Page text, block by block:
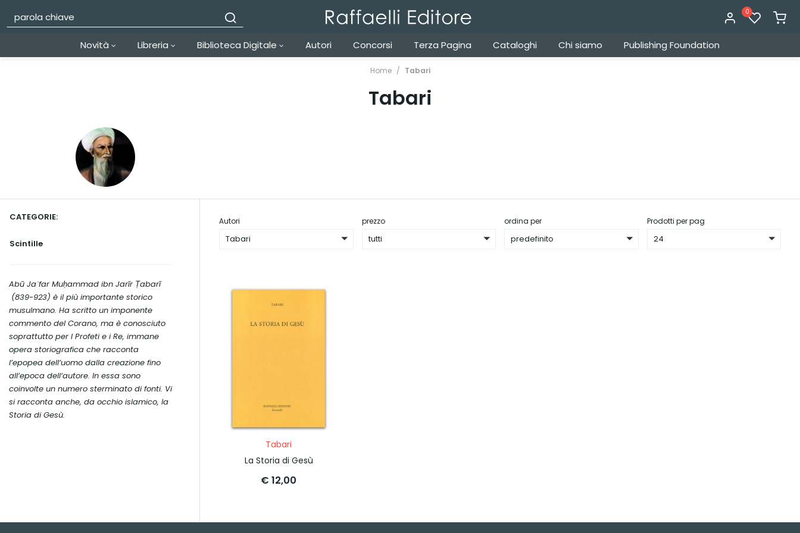
0
Novità Libreria Biblioteca Digitale Autori Concorsi Terza Pagina Cataloghi Chi siamo Publishing Foundation
Home Tabari
Tabari
CATEGORIE:
Scintille
Abū Jaʿfar Muḥammad ibn Jarīr Ṭabarī
(839-923) è il più importante storico
musulmano. Ha scritto un imponente
commento delCorano, ma è conosciuto
soprattutto per I Profeti e i Re, immane
opera storiografica che racconta
l’epopea dell’uomo dalla creazione fino
all’epoca dell’autore. In essa sono
coinvolte un numero sterminato di fonti. Vi
si racconta anche, da occhio islamico, la
Storia di Gesù.
Autori
Tabari
prezzo
tutti
ordina per
predefinito
Prodotti per pag
24
Tabari
La Storia di Gesù
€ 12,00